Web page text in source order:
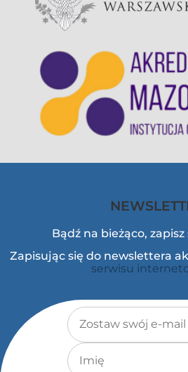
Bądź na bieżąco, zapisz
Zapisując się do newslettera
serwisu
Adres e-mail*
Imię